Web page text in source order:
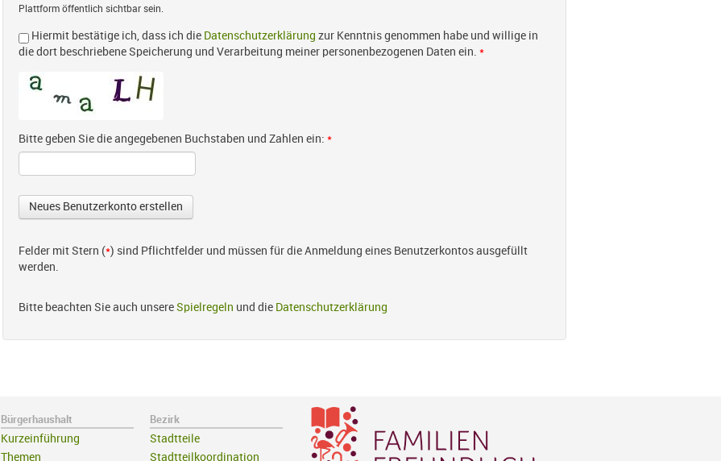
Plattform öffentlich sichtbar sein.
Hiermit bestätige ich, dass ich die Datenschutzerklärung zur Kenntnis genommen habe und willige in
die dort beschriebene Speicherung und Verarbeitung meiner personenbezogenen Daten ein. *
Bitte geben Sie die angegebenen Buchstaben und Zahlen ein: *
Felder mit Stern (*) sind Pflichtfelder und müssen für die Anmeldung eines Benutzerkontos ausgefüllt
werden.
Bitte beachten Sie auch unsere Spielregeln und die Datenschutzerklärung
Bürgerhaushalt
Kurzeinführung
Themen
Bezirk
Stadtteile
Stadtteilkoordination